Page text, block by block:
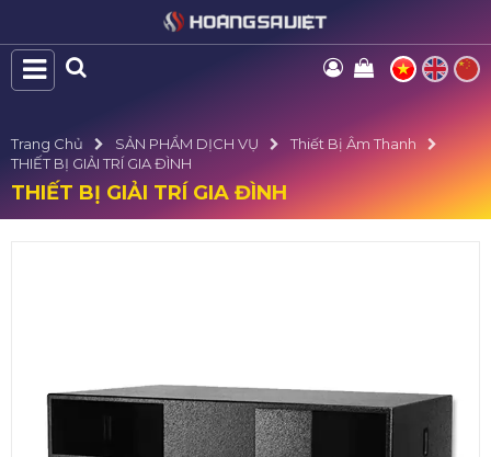
Trang Chủ SẢN PHẨM DỊCH VỤ
Thiết Bị Âm Thanh
THIẾT BỊ GIẢI TRÍ GIA ĐÌNH
THIẾT BỊ GIẢI TRÍ GIA ĐÌNH